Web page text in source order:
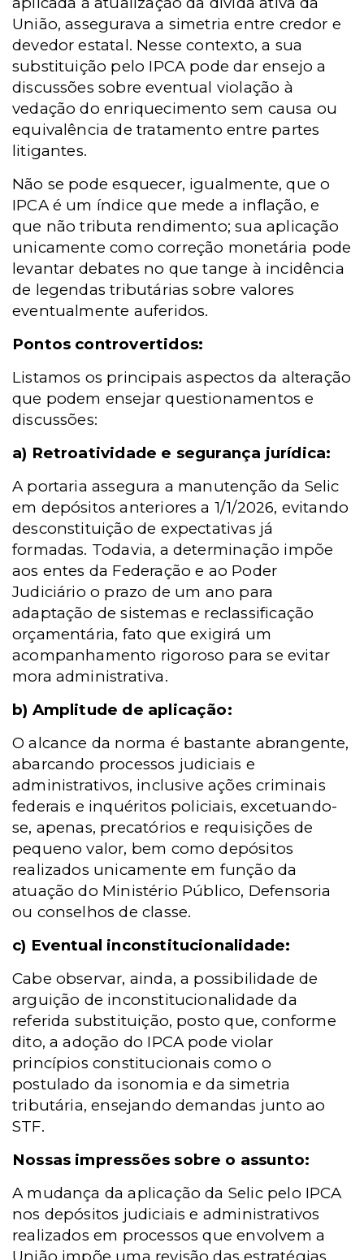
União, assegurava a simetria entre credor e
devedor estatal. Nesse contexto, a sua
substituição pelo IPCA pode dar ensejo a
discussões sobre eventual violação à
vedação do enriquecimento sem causa ou
equivalência de tratamento entre partes
litigantes.
Não se pode esquecer, igualmente, que o
IPCA é um índice que mede a inflação, e
que não tributa rendimento; sua aplicação
unicamente como correção monetária pode
levantar debates no que tange à incidência
de legendas tributárias sobre valores
eventualmente auferidos.
Pontos controvertidos:
Listamos os principais aspectos da alteração
que podem ensejar questionamentos e
discussões:
a) Retroatividade e segurança jurídica:
A portaria assegura a manutenção da Selic
em depósitos anteriores a 1/1/2026, evitando
desconstituição de expectativas já
formadas. Todavia, a determinação impõe
aos entes da Federação e ao Poder
Judiciário o prazo de um ano para
adaptação de sistemas e reclassificação
orçamentária, fato que exigirá um
acompanhamento rigoroso para se evitar
mora administrativa.
b) Amplitude de aplicação:
O alcance da norma é bastante abrangente,
abarcando processos judiciais e
administrativos, inclusive ações criminais
federais e inquéritos policiais, excetuando-
se, apenas, precatórios e requisições de
pequeno valor, bem como depósitos
realizados unicamente em função da
atuação do Ministério Público, Defensoria
ou conselhos de classe.
c) Eventual inconstitucionalidade:
Cabe observar, ainda, a possibilidade de
arguição de inconstitucionalidade da
referida substituição, posto que, conforme
dito, a adoção do IPCA pode violar
princípios constitucionais como o
postulado da isonomia e da simetria
tributária, ensejando demandas junto ao
STF.
Nossas impressões sobre o assunto:
A mudança da aplicação da Selic pelo IPCA
nos depósitos judiciais e administrativos
realizados em processos que envolvem a